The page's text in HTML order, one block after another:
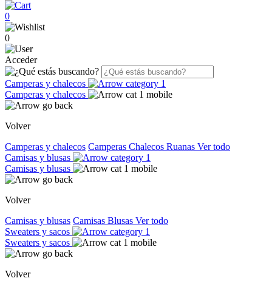
0
0
Acceder
Camperas y chalecos
Camperas y chalecos
Volver
Camperas y chalecos Camperas Chalecos Ruanas Ver todo
Camisas y blusas
Camisas y blusas
Volver
Camisas y blusas Camisas Blusas Ver todo
Sweaters y sacos
Sweaters y sacos
Volver